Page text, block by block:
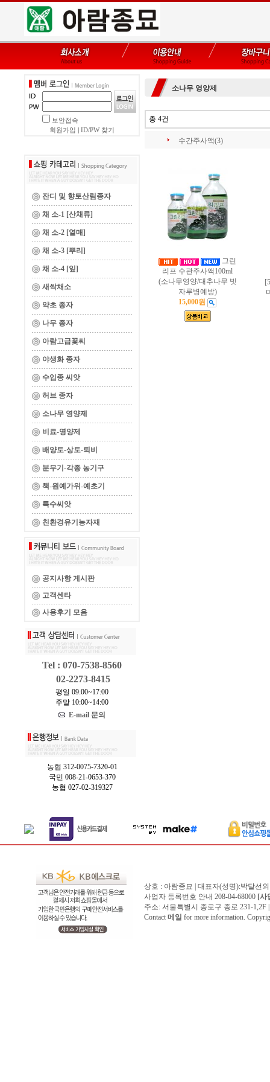
보안접속
회원가입
ID/PW 찾기
잔디 및 향토산림종자
채 소-1 [산채류]
채 소-2 [열매]
채 소-3 [뿌리]
채 소-4 [잎]
새싹채소
약초 종자
나무 종자
아람고급꽃씨
야생화 종자
수입종 씨앗
허브 종자
소나무 영양제
비료-영양제
배양토-상토-퇴비
분무기-각종 농기구
책-원예가위-예초기
특수씨앗
친환경유기농자재
공지사항 게시판
고객센타
사용후기 모음
Tel : 070-7538-8560
02-2273-8415
평일 09:00~17:00
주말 10:00~14:00
E-mail 문의
농협 312-0075-7320-01
국민 008-21-0653-370
농협 027-02-319327
소나무 영양제
총 4건
수간주사액(3)
그린
리프 수관주사액100ml
(소나무영양/대추나무 빗
자루병예방)
15,000원
상호 : 아람종묘 | 대표자(성명):박달선
사업자 등록번호 안내 208-04-68000 [사
주소: 서울특별시 종로구 종로 231-1,2F
Contact 메일 for more information.